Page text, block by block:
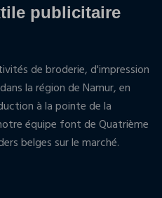
publicitaire
de broderie, d'impression
la région de Namur, en
à la pointe de la
équipe font de Quatrième
belges sur le marché.